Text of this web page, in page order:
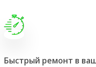
Быстрый ремонт в